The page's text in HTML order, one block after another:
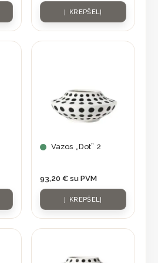
Į KREPŠELĮ
Vazos „Dot” 2
93,20 € su PVM
Į KREPŠELĮ